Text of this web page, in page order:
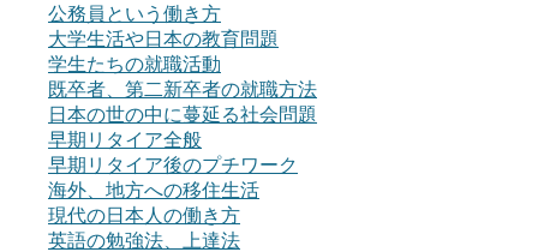
公務員という働き方
大学生活や日本の教育問題
学生たちの就職活動
既卒者、第二新卒者の就職方法
日本の世の中に蔓延る社会問題
早期リタイア全般
早期リタイア後のプチワーク
海外、地方への移住生活
現代の日本人の働き方
英語の勉強法、上達法